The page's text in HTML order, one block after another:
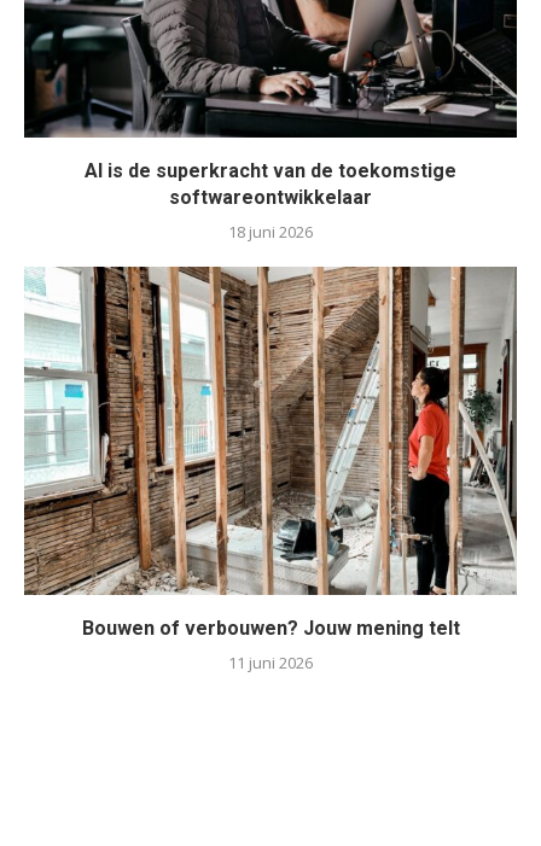
AI is de superkracht van de toekomstige
softwareontwikkelaar
18 juni 2026
Bouwen of verbouwen? Jouw mening telt
11 juni 2026